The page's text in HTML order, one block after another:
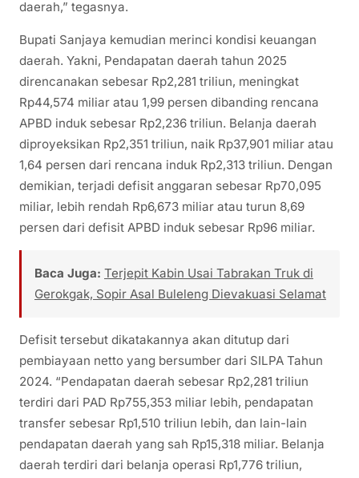
daerah,” tegasnya.
Bupati Sanjaya kemudian merinci kondisi keuangan
daerah. Yakni, Pendapatan daerah tahun 2025
direncanakan sebesar Rp2,281 triliun, meningkat
Rp44,574 miliar atau 1,99 persen dibanding rencana
APBD induk sebesar Rp2,236 triliun. Belanja daerah
diproyeksikan Rp2,351 triliun, naik Rp37,901 miliar atau
1,64 persen dari rencana induk Rp2,313 triliun. Dengan
demikian, terjadi defisit anggaran sebesar Rp70,095
miliar, lebih rendah Rp6,673 miliar atau turun 8,69
persen dari defisit APBD induk sebesar Rp96 miliar.
Baca Juga: Terjepit Kabin Usai Tabrakan Truk di
Gerokgak, Sopir Asal Buleleng Dievakuasi Selamat
Defisit tersebut dikatakannya akan ditutup dari
pembiayaan netto yang bersumber dari SILPA Tahun
2024. “Pendapatan daerah sebesar Rp2,281 triliun
terdiri dari PAD Rp755,353 miliar lebih, pendapatan
transfer sebesar Rp1,510 triliun lebih, dan lain-lain
pendapatan daerah yang sah Rp15,318 miliar. Belanja
daerah terdiri dari belanja operasi Rp1,776 triliun,